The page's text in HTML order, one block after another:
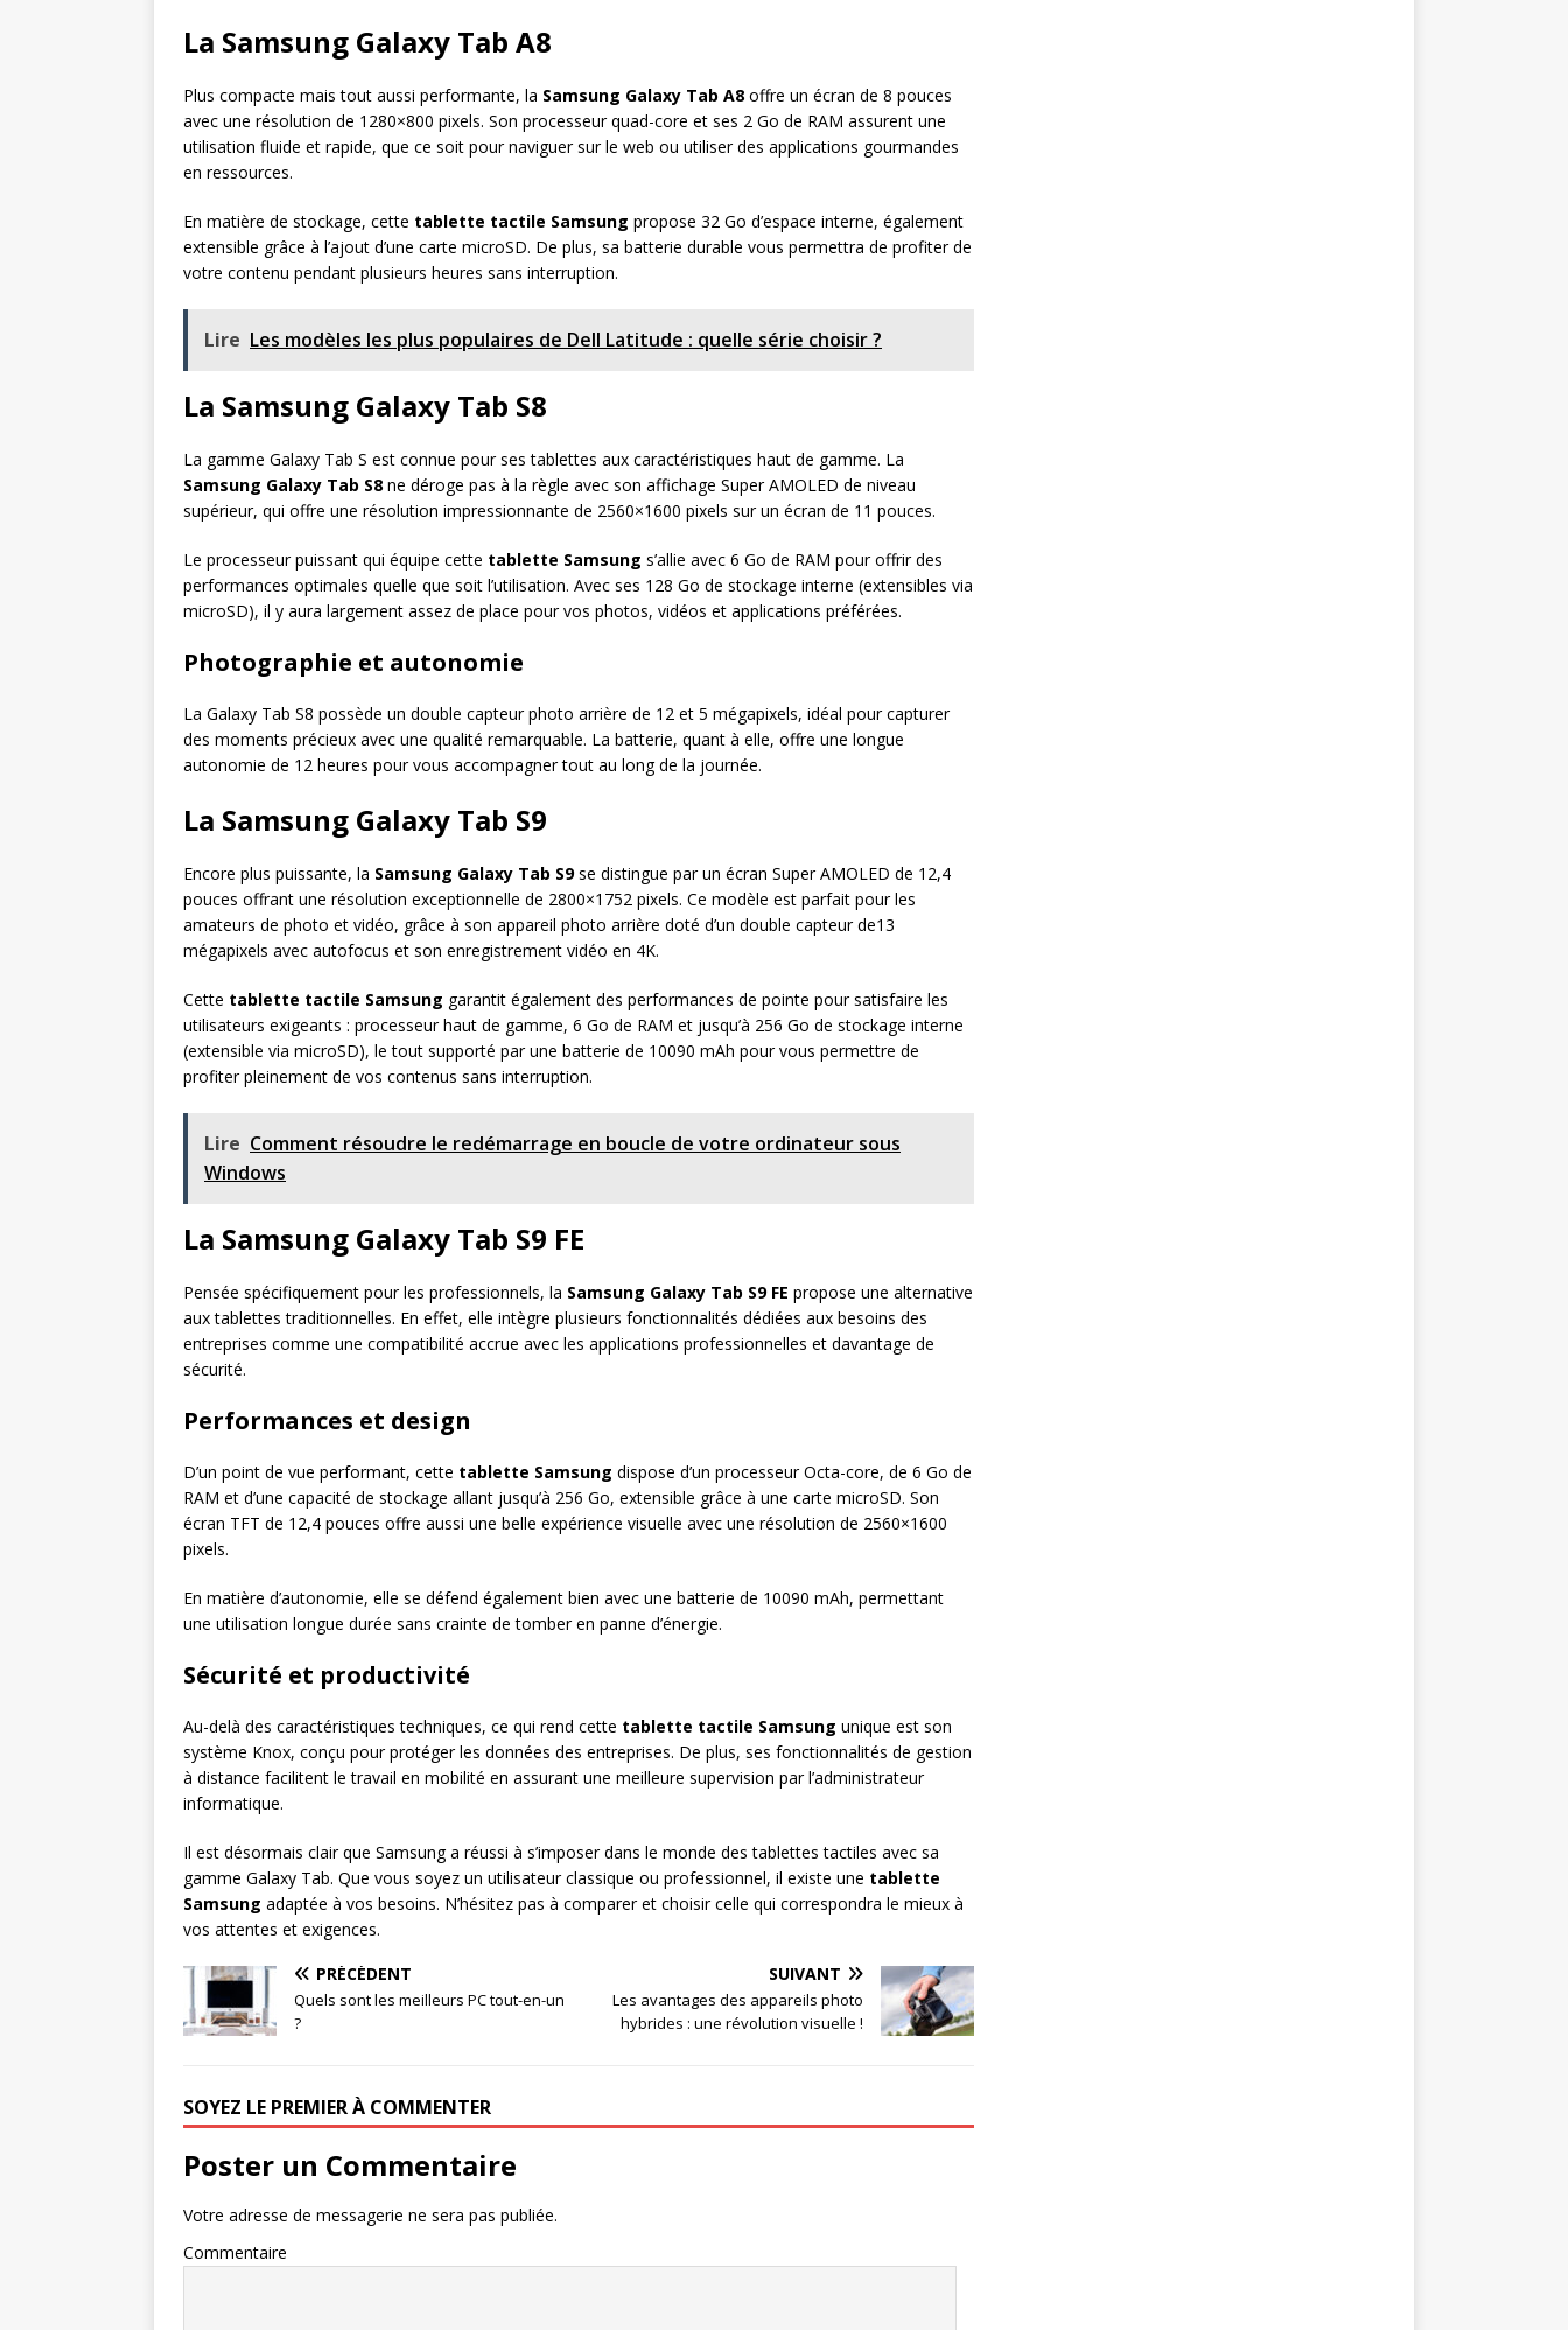
La Samsung Galaxy Tab A8
Plus compacte mais tout aussi performante, la Samsung Galaxy Tab A8 offre un écran de 8 pouces
avec une résolution de 1280×800 pixels. Son processeur quad-core et ses 2 Go de RAM assurent une
utilisation fluide et rapide, que ce soit pour naviguer sur le web ou utiliser des applications gourmandes
en ressources.
En matière de stockage, cette tablette tactile Samsung propose 32 Go d’espace interne, également
extensible grâce à l’ajout d’une carte microSD. De plus, sa batterie durable vous permettra de profiter de
votre contenu pendant plusieurs heures sans interruption.
Lire Les modèles les plus populaires de Dell Latitude : quelle série choisir ?
La Samsung Galaxy Tab S8
La gamme Galaxy Tab S est connue pour ses tablettes aux caractéristiques haut de gamme. La
Samsung Galaxy Tab S8 ne déroge pas à la règle avec son affichage Super AMOLED de niveau
supérieur, qui offre une résolution impressionnante de 2560×1600 pixels sur un écran de 11 pouces.
Le processeur puissant qui équipe cette tablette Samsung s’allie avec 6 Go de RAM pour offrir des
performances optimales quelle que soit l’utilisation. Avec ses 128 Go de stockage interne (extensibles via
microSD), il y aura largement assez de place pour vos photos, vidéos et applications préférées.
Photographie et autonomie
La Galaxy Tab S8 possède un double capteur photo arrière de 12 et 5 mégapixels, idéal pour capturer
des moments précieux avec une qualité remarquable. La batterie, quant à elle, offre une longue
autonomie de 12 heures pour vous accompagner tout au long de la journée.
La Samsung Galaxy Tab S9
Encore plus puissante, la Samsung Galaxy Tab S9se distingue par un écran Super AMOLED de 12,4
pouces offrant une résolution exceptionnelle de 2800×1752 pixels. Ce modèle est parfait pour les
amateurs de photo et vidéo, grâce à son appareil photo arrière doté d’un double capteur de13
mégapixels avec autofocus et son enregistrement vidéo en 4K.
Cette tablette tactile Samsung garantit également des performances de pointe pour satisfaire les
utilisateurs exigeants : processeur haut de gamme, 6 Go de RAM et jusqu’à 256 Go de stockage interne
(extensible via microSD), le tout supporté par une batterie de 10090 mAh pour vous permettre de
profiter pleinement de vos contenus sans interruption.
Lire Comment résoudre le redémarrage en boucle de votre ordinateur sous
Windows
La Samsung Galaxy Tab S9 FE
Pensée spécifiquement pour les professionnels, la Samsung Galaxy Tab S9 FE propose une alternative
aux tablettes traditionnelles. En effet, elle intègre plusieurs fonctionnalités dédiées aux besoins des
entreprises comme une compatibilité accrue avec les applications professionnelles et davantage de
sécurité.
Performances et design
D’un point de vue performant, cette tablette Samsung dispose d’un processeur Octa-core, de 6 Go de
RAM et d’une capacité de stockage allant jusqu’à 256 Go, extensible grâce à une carte microSD. Son
écran TFT de 12,4 pouces offre aussi une belle expérience visuelle avec une résolution de 2560×1600
pixels.
En matière d’autonomie, elle se défend également bien avec une batterie de 10090 mAh, permettant
une utilisation longue durée sans crainte de tomber en panne d’énergie.
Sécurité et productivité
Au-delà des caractéristiques techniques, ce qui rend cette tablette tactile Samsung unique est son
système Knox, conçu pour protéger les données des entreprises. De plus, ses fonctionnalités de gestion
à distance facilitent le travail en mobilité en assurant une meilleure supervision par l’administrateur
informatique.
Il est désormais clair que Samsung a réussi à s’imposer dans le monde des tablettes tactiles avec sa
gamme Galaxy Tab. Que vous soyez un utilisateur classique ou professionnel, il existe une tablette
Samsung adaptée à vos besoins. N’hésitez pas à comparer et choisir celle qui correspondra le mieux à
vos attentes et exigences.
PRÉCÉDENT
Quels sont les meilleurs PC tout-en-un
?
SUIVANT
Les avantages des appareils photo
hybrides : une révolution visuelle !
SOYEZ LE PREMIER À COMMENTER
Poster un Commentaire
Votre adresse de messagerie ne sera pas publiée.
Commentaire